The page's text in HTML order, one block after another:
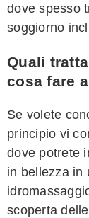
dove spesso
soggiorno
Quali
cosa fare
Se volete
principio vi
dove potrete
in bellezza in
scoperta